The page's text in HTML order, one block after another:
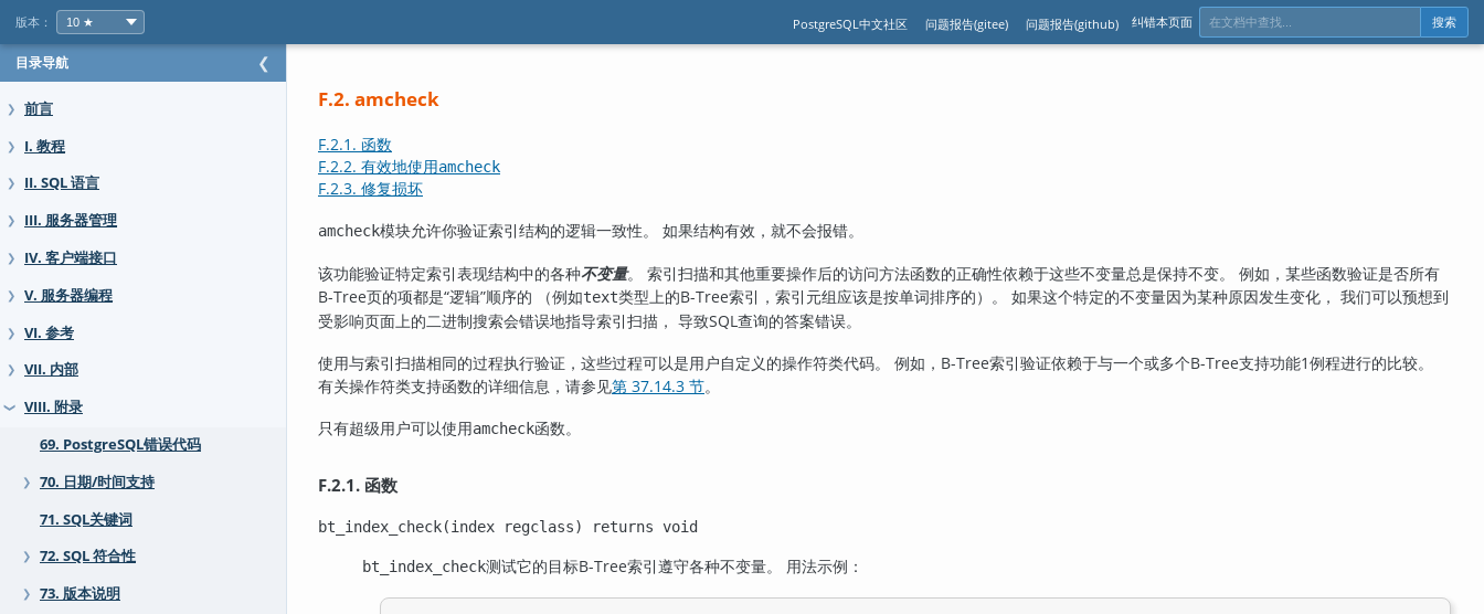
版本： PostgreSQL中文社区 问题报告(gitee) 问题报告(github) 纠错本页面 搜索
目录导航 ❮
❯ 前言
❯ I. 教程
❯ II. SQL 语言
❯ III. 服务器管理
❯ IV. 客户端接口
❯ V. 服务器编程
❯ VI. 参考
❯ VII. 内部
❯
VIII. 附录
69. PostgreSQL错误代码
❯
70. 日期/时间支持
71. SQL关键词
❯ 72. SQL 符合性
❯ 73. 版本说明
F.2. amcheck
F.2.1. 函数
F.2.2. 有效地使用amcheck
F.2.3. 修复损坏
amcheck模块允许你验证索引结构的逻辑一致性。 如果结构有效，就不会报错。
该功能验证特定索引表现结构中的各种不变量。 索引扫描和其他重要操作后的访问方法函数的正确性依赖于这些不变量总是保持不变。 例如，某些函数验证是否所有
B-Tree页的项都是“逻辑”顺序的 （例如text类型上的B-Tree索引，索引元组应该是按单词排序的）。 如果这个特定的不变量因为某种原因发生变化， 我们可以预想到
受影响页面上的二进制搜索会错误地指导索引扫描， 导致SQL查询的答案错误。
使用与索引扫描相同的过程执行验证，这些过程可以是用户自定义的操作符类代码。 例如，B-Tree索引验证依赖于与一个或多个B-Tree支持功能1例程进行的比较。
有关操作符类支持函数的详细信息，请参见第 37.14.3 节。
只有超级用户可以使用amcheck函数。
F.2.1. 函数
bt_index_check(index regclass) returns void
bt_index_check测试它的目标B-Tree索引遵守各种不变量。 用法示例：